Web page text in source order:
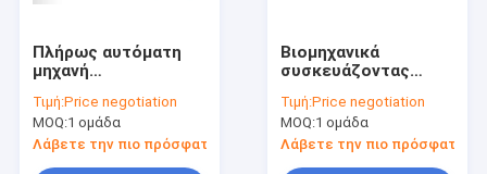
Πλήρως αυτόματη
μηχανή
φορμών IML
Τιμή:Price negotiation
MOQ:1 ομάδα
Λάβετε την πιο πρόσφατη τιμή
Βιομηχανικά
συσκευάζοντας
Wads βοηθητικών
μηχανών πλήρως
που παρεμβάλλουν
τη μηχανή
Τιμή:Price negotiation
MOQ:1 ομάδα
Λάβετε την πιο πρόσφατη